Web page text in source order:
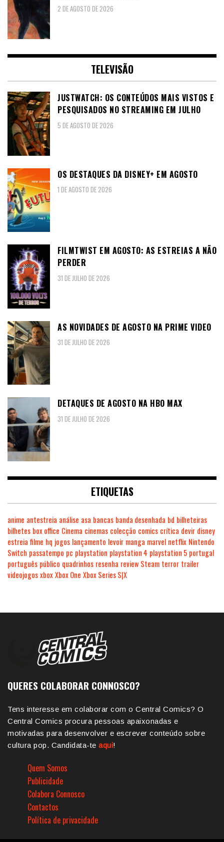
2 DE AGOSTO DE 2026
TELEVISÃO
JUSTWATCH: OS CONTEÚDOS MAIS VISTOS E
PESQUISADOS NO STREAMING EM JULHO
5 DE AGOSTO DE 2026
OS DESTAQUES DA DISNEY+ EM AGOSTO
1 DE AGOSTO DE 2026
FILMTWIST EM AGOSTO: AS ESTREIAS A NÃO
PERDER
31 DE JULHO DE 2026
AS NOVIDADES DE AGOSTO NA PRIME VIDEO
31 DE JULHO DE 2026
DETAQUES DE AGOSTO NA HBO MAX
31 DE JULHO DE 2026
ETIQUETAS
anime antestreia análise asa bancas banda desenhada bd bilheteiras
bilhetes box office Cinema cinemas colecção comics crítica devir disney
estreia filme hq jogos lançamento levoir manga marvel netflix Nintendo
Switch passatempo pc playstation playstation 4 playstation 5 portugal
português público quadrinhos resenha review Steam terror trailer
videojogosxboxXbox One Xbox Series S|X
QUERES COLABORAR CONNOSCO?
Tens interesse em colaborar com o Central Comics? O
Central Comics procura pessoas apaixonadas e
motivadas para desenvolver e escrever conteúdo sobre
cultura pop. Candidata-te aqui!
Quem Somos
Publicidade
Colabora Connosco
Contactos
Política de privacidade